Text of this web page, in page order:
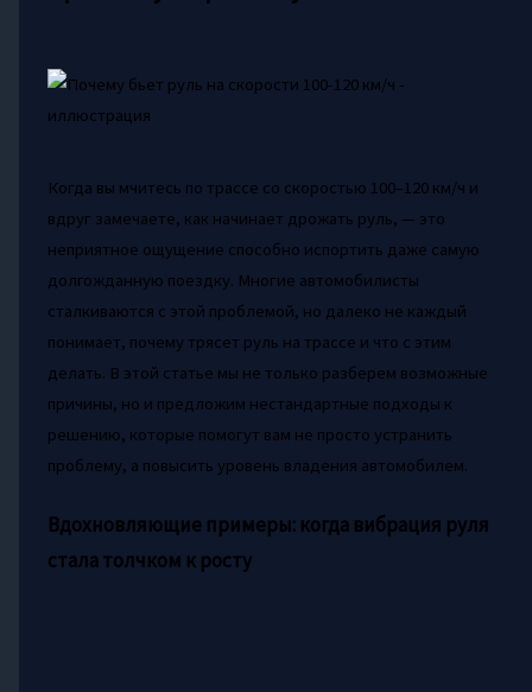
Когда вы мчитесь по трассе со скоростью 100–120 км/ч и
вдруг замечаете, как начинает дрожать руль, — это
неприятное ощущение способно испортить даже самую
долгожданную поездку. Многие автомобилисты
сталкиваются с этой проблемой, но далеко не каждый
понимает, почему трясет руль на трассе и что с этим
делать. В этой статье мы не только разберем возможные
причины, но и предложим нестандартные подходы к
решению, которые помогут вам не просто устранить
проблему, а повысить уровень владения автомобилем.
Вдохновляющие примеры: когда вибрация руля
стала толчком к росту